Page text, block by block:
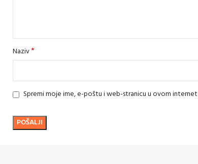
Naziv*
Spremi moje ime, e-poštu i web-stranicu u ovom